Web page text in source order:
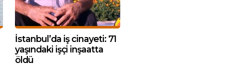
İstanbul’da iş cinayeti: 71
yaşındaki işçi inşaatta
öldü